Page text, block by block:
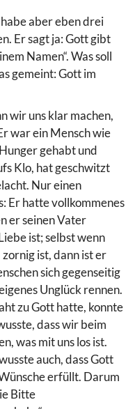
aber eben drei
Er sagt ja: Gott gibt
Namen“. Was soll
gemeint: Gott im
wir uns klar machen,
war ein Mensch wie
gehabt und
Klo, hat geschwitzt
Nur einen
Er hatte vollkommenes
er seinen Vater
ist; selbst wenn
ist, dann ist er
sich gegenseitig
Unglück rennen.
zu Gott hatte, konnte
dass wir beim
was mit uns los ist.
auch, dass Gott
erfüllt. Darum
Bitte